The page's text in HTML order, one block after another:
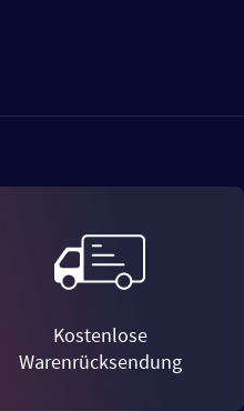
Kostenlose
Warenrücksendung